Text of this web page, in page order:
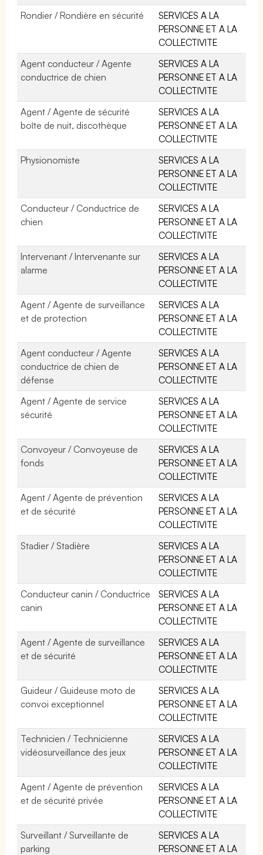
Rondier / Rondière en sécurité
SERVICES A LA
PERSONNE ET A LA
COLLECTIVITE
Agent conducteur / Agente
conductrice de chien
SERVICES A LA
PERSONNE ET A LA
COLLECTIVITE
Agent / Agente de sécurité
boîte de nuit, discothèque
SERVICES A LA
PERSONNE ET A LA
COLLECTIVITE
Physionomiste
SERVICES A LA
PERSONNE ET A LA
COLLECTIVITE
Conducteur / Conductrice de
chien
SERVICES A LA
PERSONNE ET A LA
COLLECTIVITE
Intervenant / Intervenante sur
alarme
SERVICES A LA
PERSONNE ET A LA
COLLECTIVITE
Agent / Agente de surveillance
et de protection
SERVICES A LA
PERSONNE ET A LA
COLLECTIVITE
Agent conducteur / Agente
conductrice de chien de
défense
SERVICES A LA
PERSONNE ET A LA
COLLECTIVITE
Agent / Agente de service
sécurité
SERVICES A LA
PERSONNE ET A LA
COLLECTIVITE
Convoyeur / Convoyeuse de
fonds
SERVICES A LA
PERSONNE ET A LA
COLLECTIVITE
Agent / Agente de prévention
et de sécurité
SERVICES A LA
PERSONNE ET A LA
COLLECTIVITE
Stadier / Stadière
SERVICES A LA
PERSONNE ET A LA
COLLECTIVITE
Conducteur canin / Conductrice
canin
SERVICES A LA
PERSONNE ET A LA
COLLECTIVITE
Agent / Agente de surveillance
et de sécurité
SERVICES A LA
PERSONNE ET A LA
COLLECTIVITE
Guideur / Guideuse moto de
convoi exceptionnel
SERVICES A LA
PERSONNE ET A LA
COLLECTIVITE
Technicien / Technicienne
vidéosurveillance des jeux
SERVICES A LA
PERSONNE ET A LA
COLLECTIVITE
Agent / Agente de prévention
et de sécurité privée
SERVICES A LA
PERSONNE ET A LA
COLLECTIVITE
Surveillant / Surveillante de
parking
SERVICES A LA
PERSONNE ET A LA